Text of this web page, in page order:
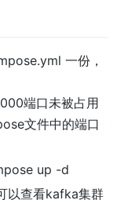
一份，
端口未被占用
文件中的端口
up -d
以查看kafka集群